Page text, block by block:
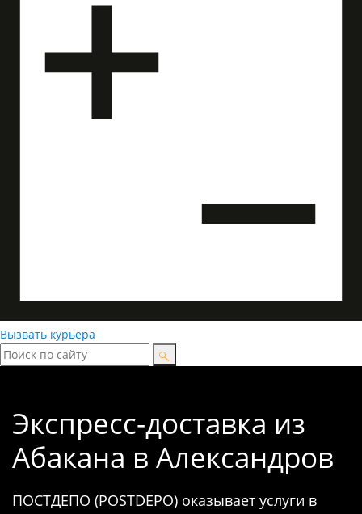
Вызвать курьера
Экспресс-доставка из
Абакана в Александров
ПОСТДЕПО (POSTDEPO) оказывает услуги в